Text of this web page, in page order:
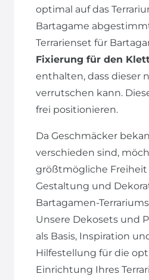
optimal auf das
Bartagame
Terrarienset für
Fixierung für den
enthalten, dass dieser
verrutschen kann.
frei positionieren.
Da Geschmäcker
verschieden sind,
größtmögliche Freiheit
Gestaltung und
Bartagamen-
Unsere Dekosets und
als Basis, Inspiration
Hilfestellung für die
Einrichtung Ihres